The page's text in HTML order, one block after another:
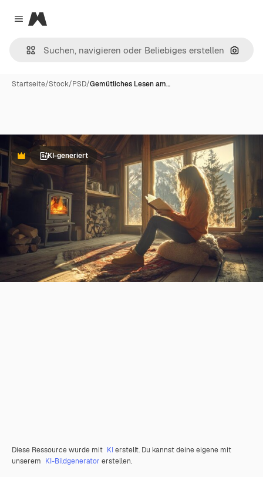
Close menu
Magnific
Nach
Startseite/Stock/PSD/Gemütliches Lesen am…
PremiumKI-generiert
Diese Ressource wurde mit KIerstellt. Du kannst deine eigene mit
unserem KI-Bildgenerator erstellen.